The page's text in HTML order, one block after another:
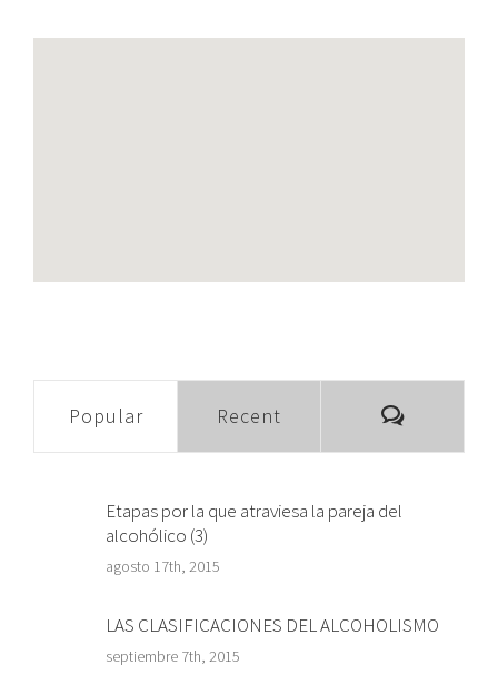
Popular Recent
Etapas por la que atraviesa la pareja del
alcohólico (3)
agosto 17th, 2015
LAS CLASIFICACIONES DEL ALCOHOLISMO
septiembre 7th, 2015